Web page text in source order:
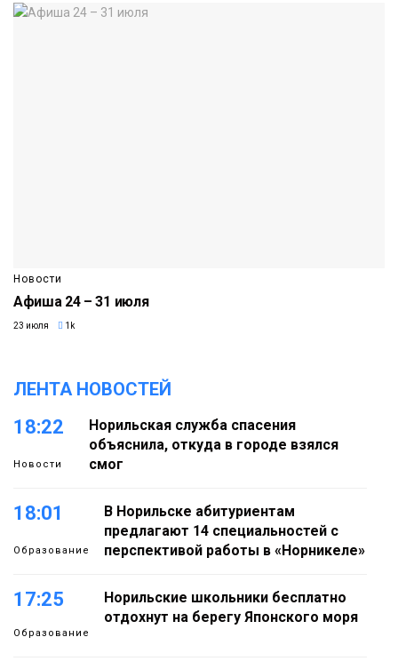
Новости
Афиша 24 – 31 июля
23 июля 1k
ЛЕНТА НОВОСТЕЙ
18:22
Новости
Норильская служба спасения
объяснила, откуда в городе взялся
смог
18:01
Образование
В Норильске абитуриентам
предлагают 14 специальностей с
перспективой работы в «Норникеле»
17:25
Образование
Норильские школьники бесплатно
отдохнут на берегу Японского моря